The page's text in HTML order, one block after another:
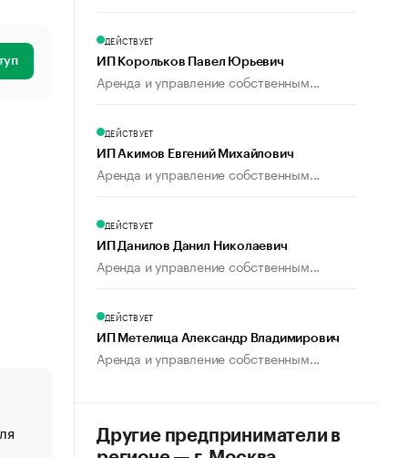
«От спорта тело стареет иначе». Как живет глава
создавшей GTA
ДЕЙСТВУЕТ
ИП Корольков Павел Юрьевич
Аренда и управление собственным...
ДЕЙСТВУЕТ
ИП Акимов Евгений Михайлович
Аренда и управление собственным...
ДЕЙСТВУЕТ
ИП Данилов Данил Николаевич
Аренда и управление собственным...
ДЕЙСТВУЕТ
ИП Метелица Александр Владимирович
Аренда и управление собственным...
Другие предприниматели в